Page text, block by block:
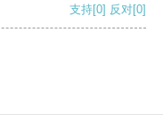
支持[0] 反对[0]